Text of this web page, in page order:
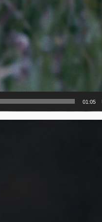
01:05